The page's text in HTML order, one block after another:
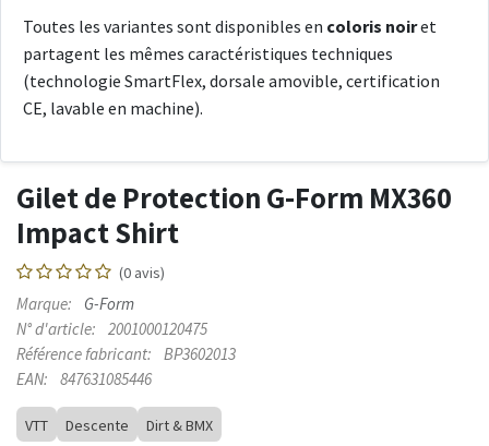
Toutes les variantes sont disponibles en coloris noiret
partagent les mêmes caractéristiques techniques
(technologie SmartFlex, dorsale amovible, certification
CE, lavable en machine).
Gilet de Protection G-Form MX360
Impact Shirt
(0 avis)
Marque:
G-Form
N° d'article:
2001000120475
Référence fabricant:
BP3602013
EAN:
847631085446
VTT Descente Dirt & BMX